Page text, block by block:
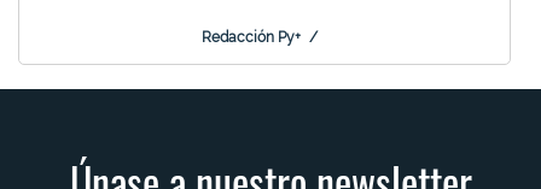
Redacción Py+